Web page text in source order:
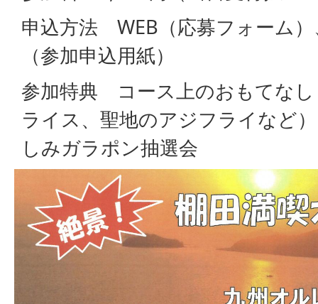
申込方法 WEB（応募フォーム
（参加申込用紙）
参加特典 コース上のおもてなし
ライス、聖地のアジフライなど
しみガラポン抽選会